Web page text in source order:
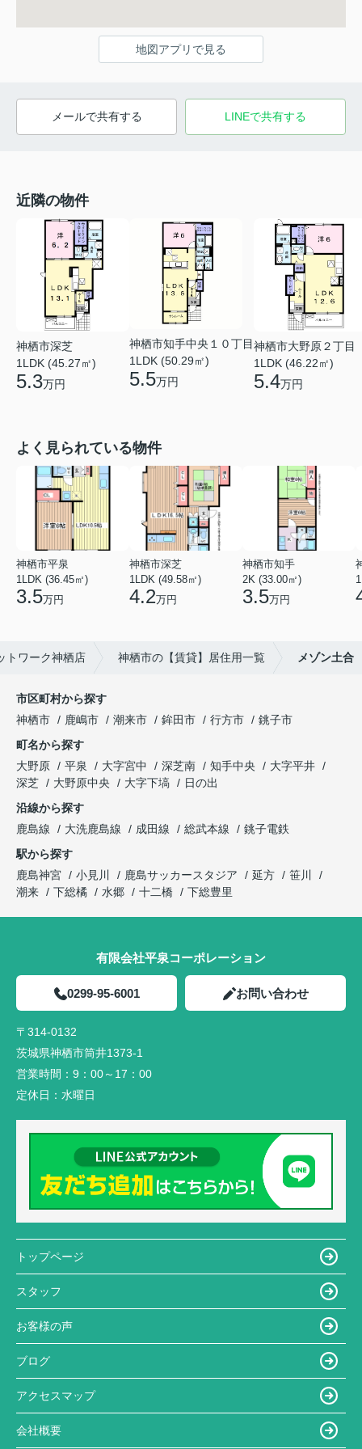
地図アプリで見る
メールで共有する LINEで共有する
近隣の物件
神栖市深芝
1LDK (45.27㎡)
5.3万円
神栖市知手中央１０丁目
1LDK (50.29㎡)
5.5万円
神栖市大野原２丁目
1LDK (46.22㎡)
5.4万円
よく見られている物件
神栖市平泉
1LDK (36.45㎡)
3.5万円
神栖市深芝
1LDK (49.58㎡)
4.2万円
神栖市知手
2K (33.00㎡)
3.5万円
トワーク神栖店 神栖市の【賃貸】居住用一覧 メゾン土合
市区町村から探す
神栖市
鹿嶋市 潮来市 鉾田市 行方市
銚子市
町名から探す
大野原
平泉 大字宮中 深芝南 知手中央
大字平井
深芝
大野原中央 大字下塙
日の出
沿線から探す
鹿島線
大洗鹿島線 成田線 総武本線
銚子電鉄
駅から探す
鹿島神宮
小見川 鹿島サッカースタジア 延方
笹川
潮来
下総橘 水郷 十二橋 下総豊里
有限会社平泉コーポレーション
0299-95-6001 お問い合わせ
〒314-0132
茨城県神栖市筒井1373-1
営業時間： 9：00～17：00
定休日： 水曜日
トップページ
スタッフ
お客様の声
ブログ
アクセスマップ
会社概要